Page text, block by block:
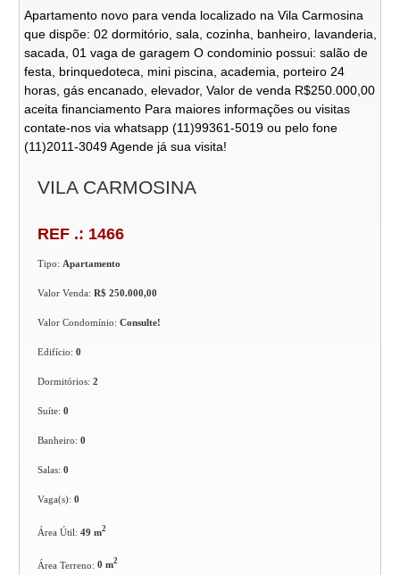
Apartamento novo para venda localizado na Vila Carmosina
que dispõe: 02 dormitório, sala, cozinha, banheiro, lavanderia,
sacada, 01 vaga de garagem O condominio possui: salão de
festa, brinquedoteca, mini piscina, academia, porteiro 24
horas, gás encanado, elevador, Valor de venda R$250.000,00
aceita financiamento Para maiores informações ou visitas
contate-nos via whatsapp (11)99361-5019 ou pelo fone
(11)2011-3049 Agende já sua visita!
VILA CARMOSINA
REF .: 1466
Tipo: Apartamento
Valor Venda:R$ 250.000,00
Valor Condomínio:Consulte!
Edifício:0
Dormitórios:2
Suíte:0
Banheiro:0
Salas:0
Vaga(s):0
Área Útil:49 m2
Área Terreno:0 m2